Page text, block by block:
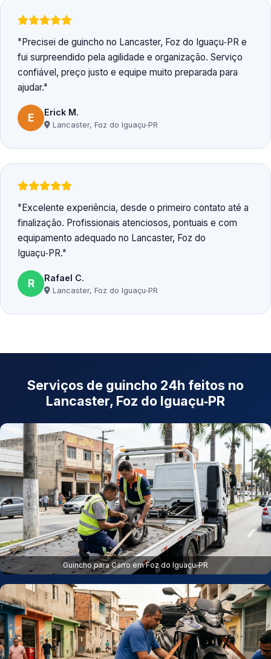
Precisei de guincho no Lancaster, Foz do Iguaçu‑PR e
fui surpreendido pela agilidade e organização. Serviço
confiável, preço justo e equipe muito preparada para
ajudar.
E Erick M.
Lancaster, Foz do Iguaçu‑PR
Excelente experiência, desde o primeiro contato até a
finalização. Profissionais atenciosos, pontuais e com
equipamento adequado no Lancaster, Foz do
Iguaçu‑PR.
R Rafael C.
Lancaster, Foz do Iguaçu‑PR
Serviços de guincho 24h feitos no
Lancaster, Foz do Iguaçu‑PR
Guincho para Carro em Foz do Iguaçu‑PR